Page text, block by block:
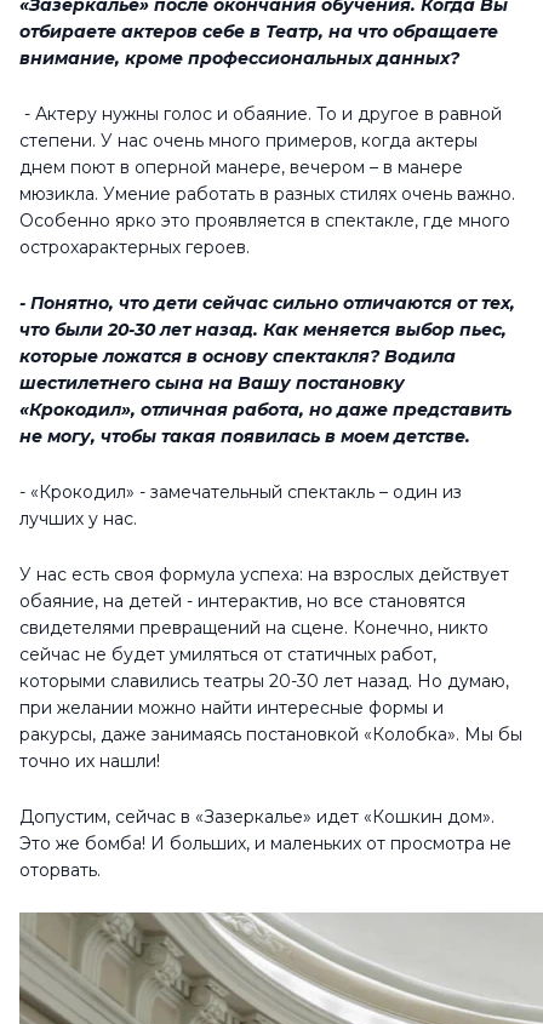
«Зазеркалье» после окончания обучения. Когда Вы
отбираете актеров себе в Театр, на что обращаете
внимание, кроме профессиональных данных?
- Актеру нужны голос и обаяние. То и другое в равной
степени. У нас очень много примеров, когда актеры
днем поют в оперной манере, вечером – в манере
мюзикла. Умение работать в разных стилях очень важно.
Особенно ярко это проявляется в спектакле, где много
острохарактерных героев.
- Понятно, что дети сейчас сильно отличаются от тех,
что были 20-30 лет назад. Как меняется выбор пьес,
которые ложатся в основу спектакля? Водила
шестилетнего сына на Вашу постановку
«Крокодил», отличная работа, но даже представить
не могу, чтобы такая появилась в моем детстве.
- «Крокодил» - замечательный спектакль – один из
лучших у нас.
У нас есть своя формула успеха: на взрослых действует
обаяние, на детей - интерактив, но все становятся
свидетелями превращений на сцене. Конечно, никто
сейчас не будет умиляться от статичных работ,
которыми славились театры 20-30 лет назад. Но думаю,
при желании можно найти интересные формы и
ракурсы, даже занимаясь постановкой «Колобка». Мы бы
точно их нашли!
Допустим, сейчас в «Зазеркалье» идет «Кошкин дом».
Это же бомба! И больших, и маленьких от просмотра не
оторвать.